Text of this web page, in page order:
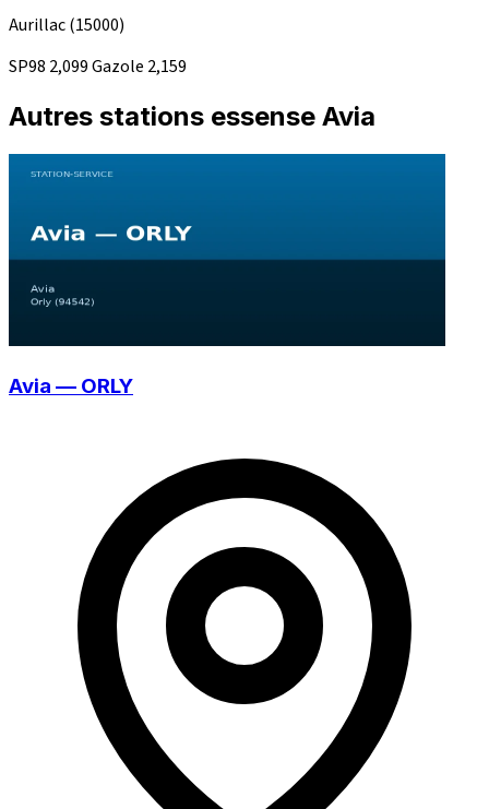
Aurillac(15000)
SP98 2,099Gazole 2,159
Autres stations essense Avia
Avia — ORLY